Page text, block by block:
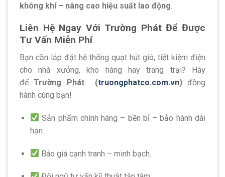
không khí – nâng cao hiệu suất lao động
Liên Hệ Ngay Với Trường Phát Để Được
Tư Vấn Miễn Phí
Bạn cần lắp đặt hệ thống quạt hút gió, tiết kiệm điện
cho nhà xưởng, kho hàng hay trang trại? Hãy
đểTrường Phát (truongphatco.com.vn)đồng
hành cùng bạn!
Sản phẩm chính hãng – bền bỉ – bảo hành dài
hạn.
Báo giá cạnh tranh – minh bạch.